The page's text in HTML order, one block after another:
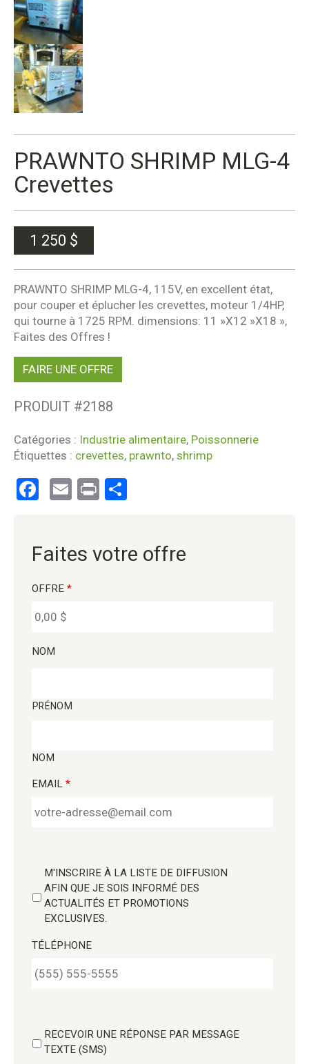
PRAWNTO SHRIMP MLG-4
Crevettes
1 250 $
PRAWNTO SHRIMP MLG-4, 115V, en excellent état,
pour couper et éplucher les crevettes, moteur 1/4HP,
qui tourne à 1725 RPM. dimensions: 11 »X12 »X18 »,
Faites des Offres !
FAIRE UNE OFFRE
PRODUIT #2188
Catégories : Industrie alimentaire, Poissonnerie
Étiquettes : crevettes, prawnto, shrimp
Facebook
EmailPrint
Faites votre offre
OFFRE *
NOM
PRÉNOM
NOM
EMAIL *
M'INSCRIRE À LA LISTE DE DIFFUSION
AFIN QUE JE SOIS INFORMÉ DES
ACTUALITÉS ET PROMOTIONS
EXCLUSIVES.
TÉLÉPHONE
RECEVOIR UNE RÉPONSE PAR MESSAGE
TEXTE (SMS)